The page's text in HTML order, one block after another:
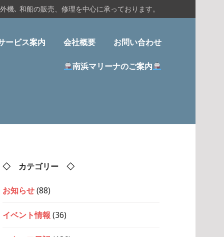
､ 和船の販売、修理を中心に承っております。
ービス案内 会社概要 お問い合わせ
南浜マリーナのご案内
◇ カテゴリー ◇
お知らせ(88)
イベント情報 (36)